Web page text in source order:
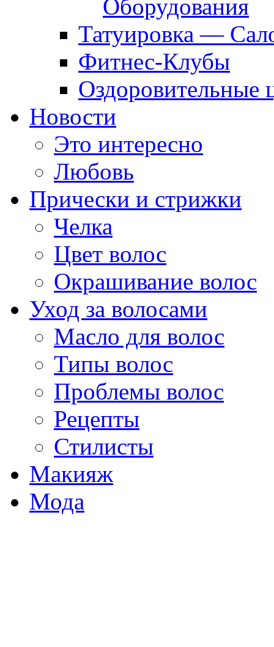
Оборудования
Татуировка —
Фитнес-Клубы
Оздоровительные
Новости
Это интересно
Любовь
Прически и стрижки
Челка
Цвет волос
Окрашивание волос
Уход за волосами
Масло для волос
Типы волос
Проблемы волос
Рецепты
Стилисты
Макияж
Мода